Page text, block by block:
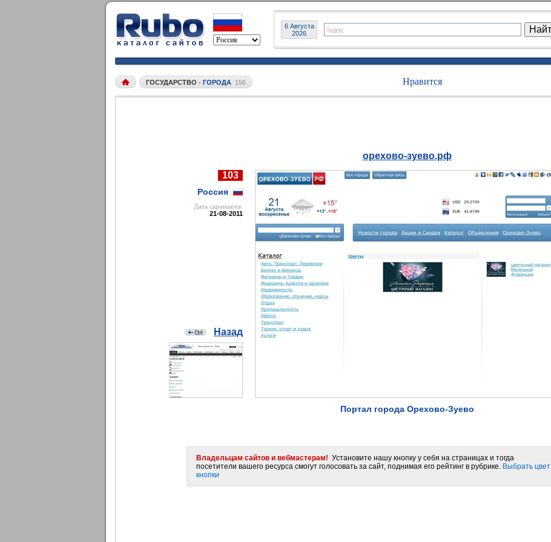
6 Августа
2026
ГОСУДАРСТВО • ГОРОДА 156 Нравится
103
Россия
Дата cкриншота:
21-08-2011
Назад
орехово-зуево.рф
Портал города Орехово-Зуево
Владельцам сайтов и вебмастерам! Установите нашу кнопку у себя на страницах и тогда
посетители вашего ресурса смогут голосовать за сайт, поднимая его рейтинг в рубрике. Выбрать цвет
кнопки